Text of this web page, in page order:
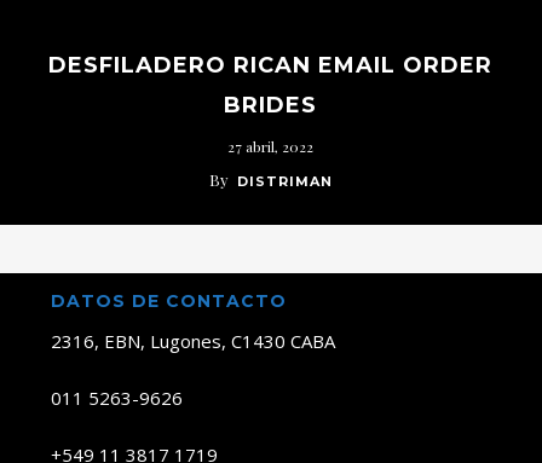
DESFILADERO RICAN EMAIL ORDER
BRIDES
27 abril, 2022
By DISTRIMAN
DATOS DE CONTACTO
2316, EBN, Lugones, C1430 CABA
011 5263-9626
+549 11 3817 1719